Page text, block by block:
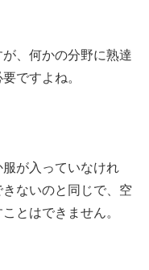
、何かの分野に熟達
ですよね。
が入っていなけれ
ないのと同じで、空
とはできません。